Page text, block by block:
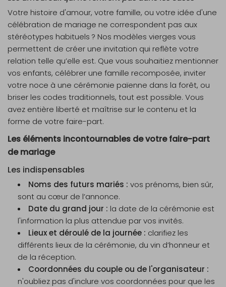
Votre histoire d'amour, votre famille, ou votre idée d'une
célébration de mariage ne correspondent pas aux
stéréotypes habituels ? Nos modèles vierges vous
permettent de créer une invitation qui reflète votre
relation telle qu’elle est. Que vous souhaitiez mentionner
vos enfants, célébrer une famille recomposée, inviter
votre noce à une cérémonie païenne dans la forêt, ou
briser les codes traditionnels, tout est possible. Vous
avez entière liberté et maîtrise sur le contenu et la
forme de votre faire-part.
Les éléments incontournables de votre faire-part
de mariage
Les indispensables
Noms des futurs mariés : vos prénoms, bien sûr,
sont au cœur de l’annonce.
Date du grand jour : la date de la cérémonie est
l'information la plus attendue par vos invités.
Lieux et déroulé de la journée : clarifiez les
différents lieux de la cérémonie, du vin d’honneur et
de la réception.
Coordonnées du couple ou de l'organisateur :
n'oubliez pas d'inclure vos coordonnées pour que les